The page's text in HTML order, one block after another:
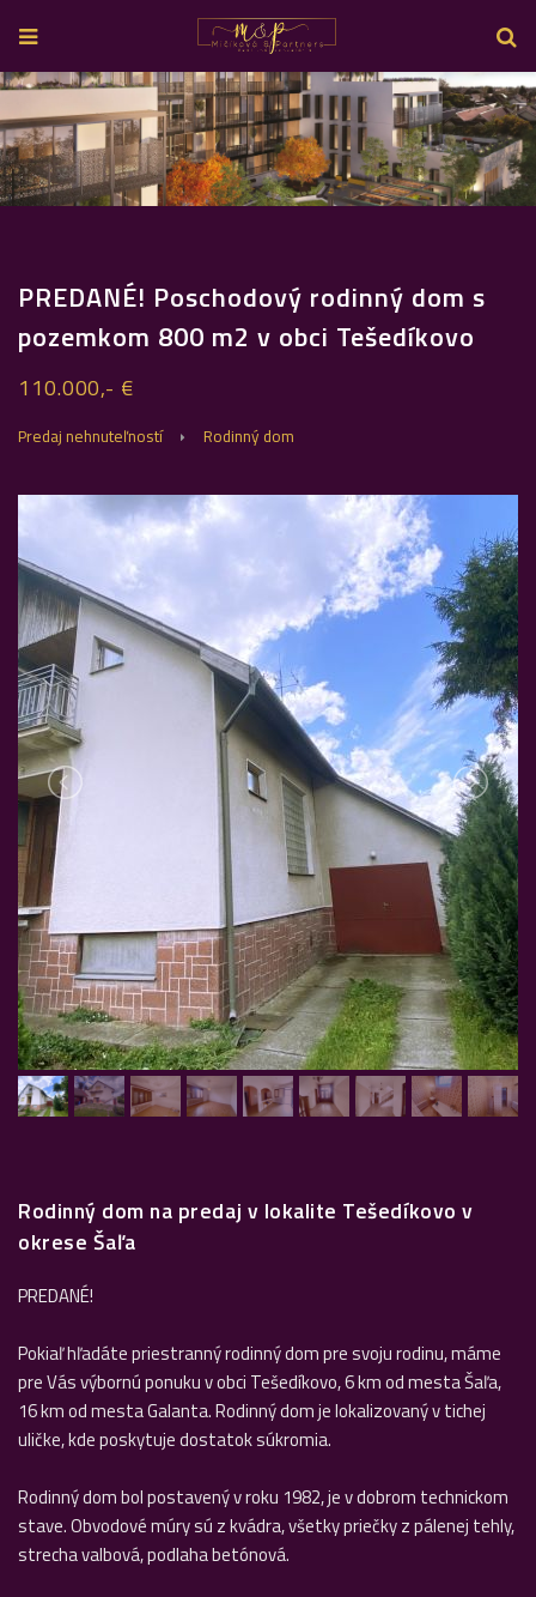
PREDANÉ! Poschodový rodinný dom s
pozemkom 800 m2 v obci Tešedíkovo
110.000,- €
Predaj nehnuteľností Rodinný dom
Rodinný dom na predaj v lokalite Tešedíkovo v
okrese Šaľa
PREDANÉ!
Pokiaľ hľadáte priestranný rodinný dom pre svoju rodinu, máme
pre Vás výbornú ponuku v obci Tešedíkovo, 6 km od mesta Šaľa,
16 km od mesta Galanta. Rodinný dom je lokalizovaný v tichej
uličke, kde poskytuje dostatok súkromia.
Rodinný dom bol postavený v roku 1982, je v dobrom technickom
stave. Obvodové múry sú z kvádra, všetky priečky z pálenej tehly,
strecha valbová, podlaha betónová.